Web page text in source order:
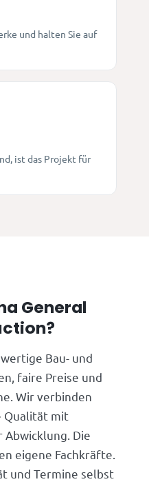
und halten Sie auf
ist das Projekt für
General
Bau- und
faire Preise und
Wir verbinden
Qualität mit
Die
eigene Fachkräfte.
und Termine selbst